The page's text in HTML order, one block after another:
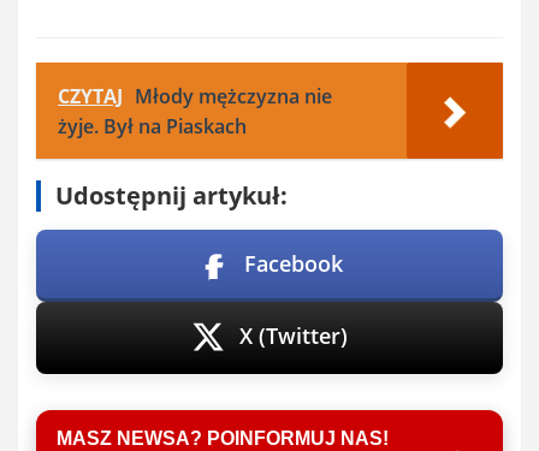
CZYTAJ Młody mężczyzna nie
żyje. Był na Piaskach
Udostępnij artykuł:
Facebook
X (Twitter)
MASZ NEWSA? POINFORMUJ NAS!